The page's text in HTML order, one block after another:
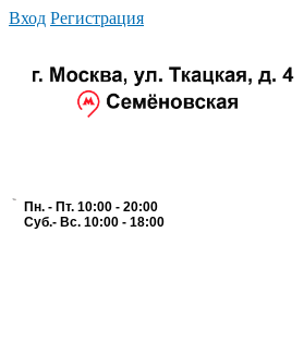
Вход Регистрация
Пн. - Пт. 10:00 - 20:00
Суб.- Вс. 10:00 - 18:00